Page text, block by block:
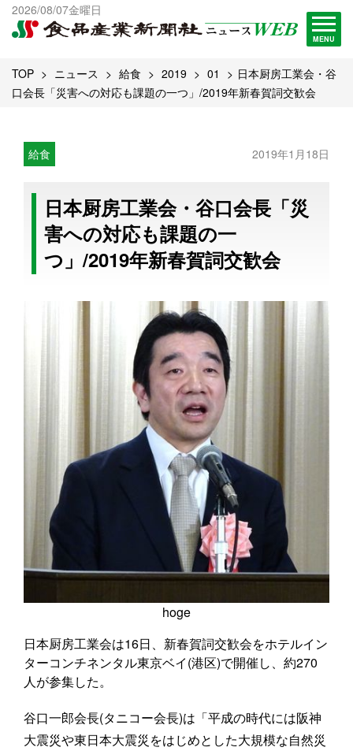
2026/08/07金曜日
MENU
出版物一覧へ
試読・購読申し込み
TOP ニュース 給食 2019 01
日本厨房工業会・谷
口会長「災害への対応も課題の一つ」/2019年新春賀詞交歓会
給食 2019年1月18日
日本厨房工業会・谷口会長「災
害への対応も課題の一
つ」/2019年新春賀詞交歓会
hoge
日本厨房工業会は16日、新春賀詞交歓会をホテルイン
ターコンチネンタル東京ベイ(港区)で開催し、約270
人が参集した。
谷口一郎会長(タニコー会長)は「平成の時代には阪神
大震災や東日本大震災をはじめとした大規模な自然災